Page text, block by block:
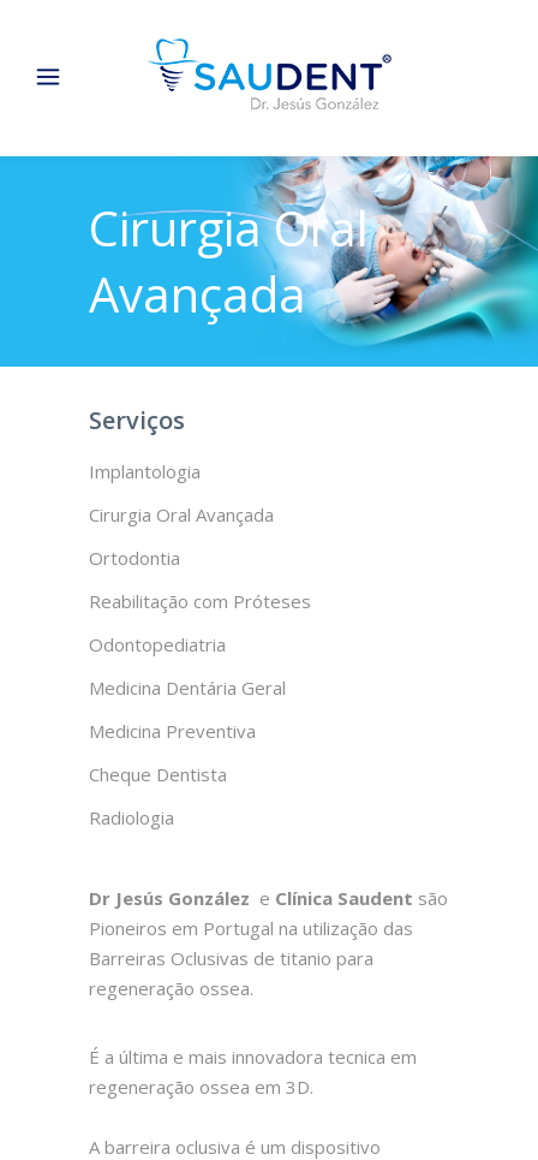
Cirurgia Oral
Avançada
Serviços
Implantologia
Cirurgia Oral Avançada
Ortodontia
Reabilitação com Próteses
Odontopediatria
Medicina Dentária Geral
Medicina Preventiva
Cheque Dentista
Radiologia
Dr Jesús González e Clínica Saudent são
Pioneiros em Portugal na utilização das
Barreiras Oclusivas de titanio para
regeneração ossea.
É a última e mais innovadora tecnica em
regeneração ossea em 3D.
A barreira oclusiva é um dispositivo